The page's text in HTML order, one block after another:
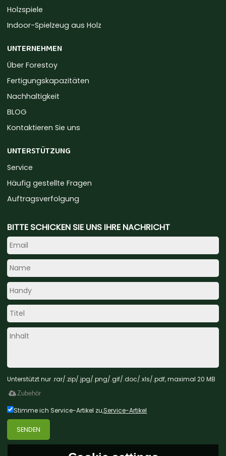
Holzspiele
Indoor-Spielzeug aus Holz
UNTERNEHMEN
Über Forestoy
Fertigungskapazitäten
Nachhaltigkeit
BLOG
Kontaktieren Sie uns
UNTERSTÜTZUNG
Service
Häufig gestellte Fragen
Auftragsverfolgung
BITTE SCHICKEN SIE UNS IHRE NACHRICHT
Unterstützt nur .rar/.zip/.jpg/.png/.gif/.doc/.xls/.pdf, maximal 20 MB
Zubehör
Stimme ich Service-Artikel zu,Service-Artikel
SENDEN